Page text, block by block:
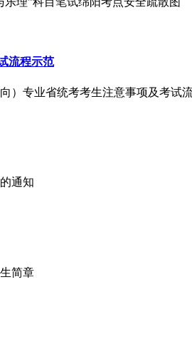
流程示范
）专业省统考考生注意事项及考试
通知
简章